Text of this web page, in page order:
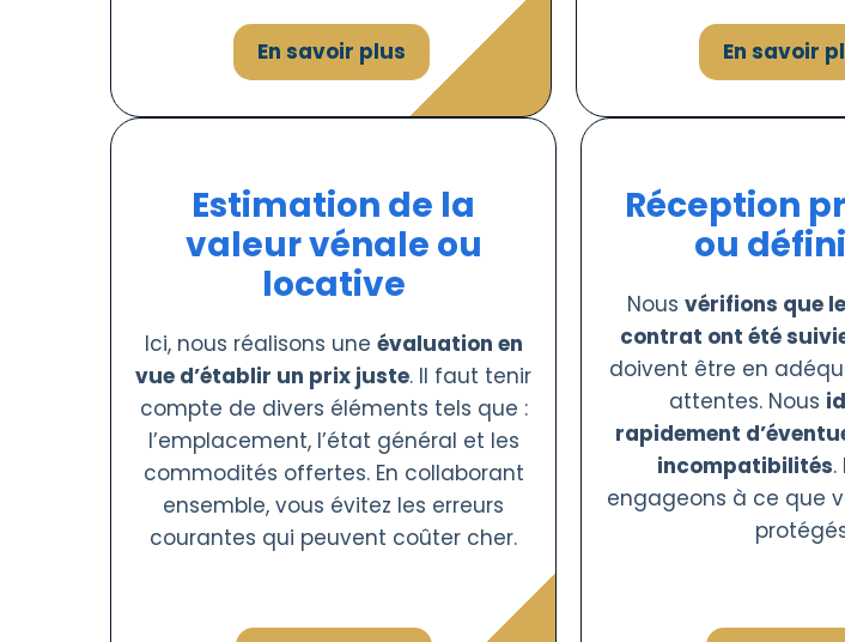
En savoir plus En savoir
Estimation de la
valeur vénale ou
locative
Ici, nous réalisons une évaluation en
vue d’établir un prix juste. Il faut tenir
compte de divers éléments tels que :
l’emplacement, l’état général et les
commodités offertes. En collaborant
ensemble, vous évitez les erreurs
courantes qui peuvent coûter cher.
Réception
ou
Nousvérifions que
contrat ont été
doivent être en
attentes. Nous
rapidement
incompatibilités.
engageons à ce que